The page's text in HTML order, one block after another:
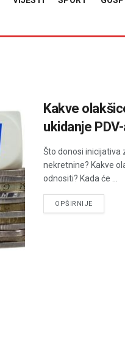
Kakve
ukidanje
Što donosi inicijativa
nekretnine? Kakve
odnositi? Kada će ...
OPŠIRNIJEDETAILS